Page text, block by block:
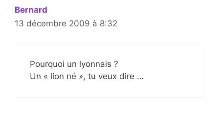
Bernard
13 décembre 2009 à 8:32
Pourquoi un lyonnais ?
Un « lion né », tu veux dire …